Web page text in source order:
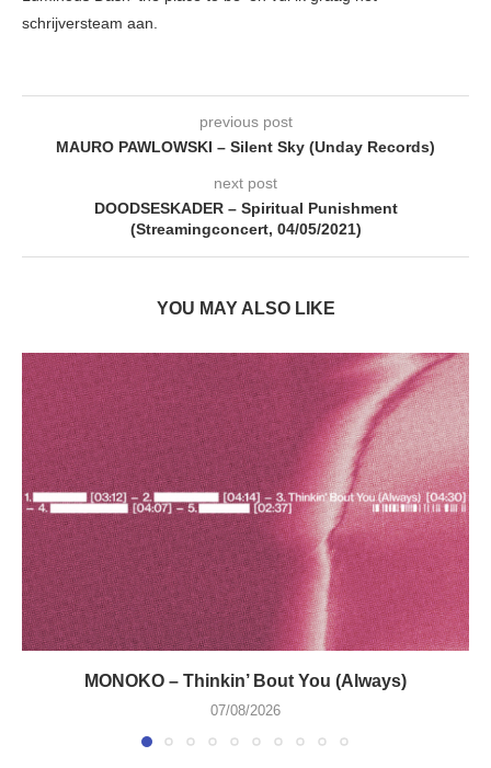
schrijversteam aan.
previous post
MAURO PAWLOWSKI – Silent Sky (Unday Records)
next post
DOODSESKADER – Spiritual Punishment
(Streamingconcert, 04/05/2021)
YOU MAY ALSO LIKE
MONOKO – Thinkin’ Bout You (Always)
07/08/2026